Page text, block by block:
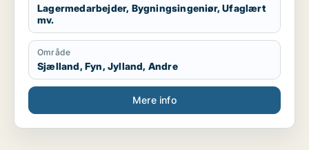
Lagermedarbejder, Bygningsingeniør, Ufaglært
mv.
Område
Sjælland, Fyn, Jylland, Andre
Mere info